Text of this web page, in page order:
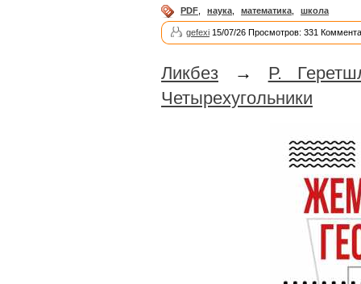
PDF наука математика школа
gefexi 15/07/26 Просмотров: 331
Ликбез → Р.
Четырехугольники